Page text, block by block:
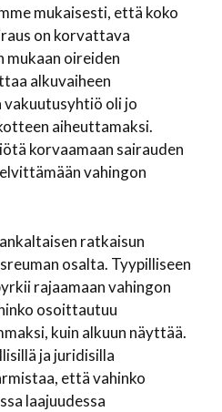
mukaisesti, että koko
on korvattava
mukaan oireiden
alkuvaiheen
vakuutusyhtiö oli jo
aiheuttamaksi.
korvaamaan sairauden
vahingon
ratkaisun
osalta. Tyypilliseen
rajaamaan vahingon
osoittautuu
kuin alkuun näyttää.
ja juridisilla
että vahinko
laajuudessa